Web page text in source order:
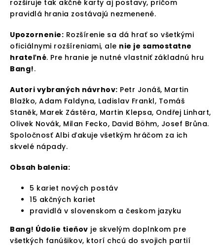
rozširuje tak akčné karty aj postavy, pričom
pravidlá hrania zostávajú nezmenené.
Upozornenie: Rozšírenie sa dá hrať so všetkými
oficiálnymi rozšíreniami, ale nie je samostatne
hrateľné. Pre hranie je nutné vlastniť základnú hru
Bang!.
Autori vybraných návrhov: Petr Jonáš, Martin
Blažko, Adam Faldyna, Ladislav Frankl, Tomáš
Staněk, Marek Zástěra, Martin Klepsa, Ondřej Linhart,
Olivek Novák, Milan Fecko, David Böhm, Josef Brůna.
Spoločnosť Albi ďakuje všetkým hráčom za ich
skvelé nápady.
Obsah balenia:
5 kariet nových postáv
15 akčných kariet
pravidlá v slovenskom a českom jazyku
Bang! Údolie tieňov je skvelým doplnkom pre
všetkých fanúšikov, ktorí chcú do svojich partií